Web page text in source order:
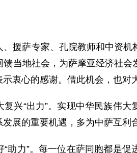
援萨专家、孔院教师和中资
当地社会，为萨摩亚经济社
衷心的感谢。借此机会，也对
兴“出力”。实现中华民族伟
展的重要机遇，多为中萨互利
助力”。每一位在萨同胞都是